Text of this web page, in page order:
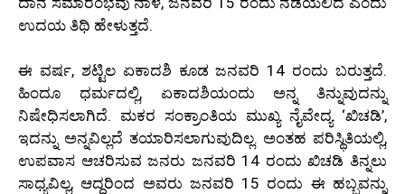
ಉದಯ ತಿಥಿ ಹೇಳುತ್ತದೆ.
ಈ ವರ್ಷ, ಶಟ್ಟಿಲ ಏಕಾದಶಿ ಕೂಡ ಜನವರಿ 14 ರಂದು ಬರುತ್ತದೆ.
ಹಿಂದೂ ಧರ್ಮದಲ್ಲಿ, ಏಕಾದಶಿಯಂದು ಅನ್ನ ತಿನ್ನುವುದನ್ನು
ನಿಷೇಧಿಸಲಾಗಿದೆ. ಮಕರ ಸಂಕ್ರಾಂತಿಯ ಮುಖ್ಯ ನೈವೇದ್ಯ ‘ಖಿಚಡಿ’,
ಇದನ್ನು ಅನ್ನವಿಲ್ಲದೆ ತಯಾರಿಸಲಾಗುವುದಿಲ್ಲ. ಅಂತಹ ಪರಿಸ್ಥಿತಿಯಲ್ಲಿ,
ಉಪವಾಸ ಆಚರಿಸುವ ಜನರು ಜನವರಿ 14 ರಂದು ಖಿಚಡಿ ತಿನ್ನಲು
ಸಾಧ್ಯವಿಲ್ಲ, ಆದ್ದರಿಂದ ಅವರು ಜನವರಿ 15 ರಂದು ಈ ಹಬ್ಬವನ್ನು